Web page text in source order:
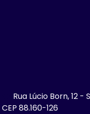
Rua Lúcio Born, 12
CEP 88.160-126